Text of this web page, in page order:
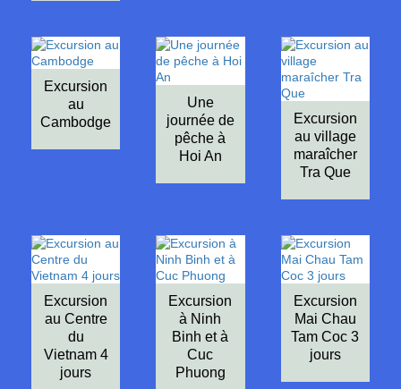
Excursion
au
Cambodge
Une
journée de
pêche à
Hoi An
Excursion
au village
maraîcher
Tra Que
Excursion
au Centre
du
Vietnam 4
jours
Excursion
à Ninh
Binh et à
Cuc
Phuong
Excursion
Mai Chau
Tam Coc 3
jours